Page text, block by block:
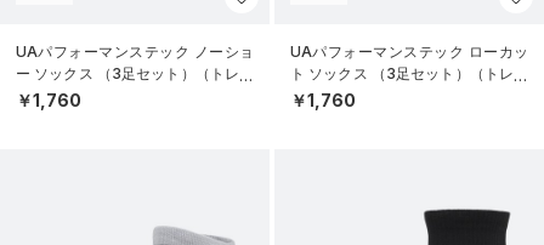
UAパフォーマンステック ノーショ
ー ソックス （3足セット）（トレー
ニング/UNISEX）
￥1,760
UAパフォーマンステック ローカッ
ト ソックス （3足セット）（トレー
ニング/UNISEX）
￥1,760